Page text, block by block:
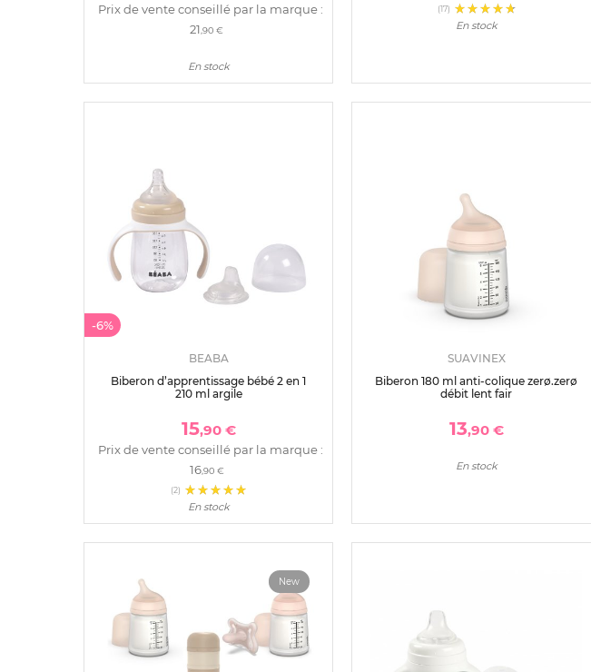
Prix de vente conseillé par la marque :
21 ,90 €
En stock
(17)
En stock
-6%
BEABA
Biberon d’apprentissage bébé 2 en 1
210 ml argile
15,90 €
Prix de vente conseillé par la marque :
16,90 €
(2)
En stock
SUAVINEX
Biberon 180 ml anti-colique zerø.zerø
débit lent fair
13,90 €
En stock
New